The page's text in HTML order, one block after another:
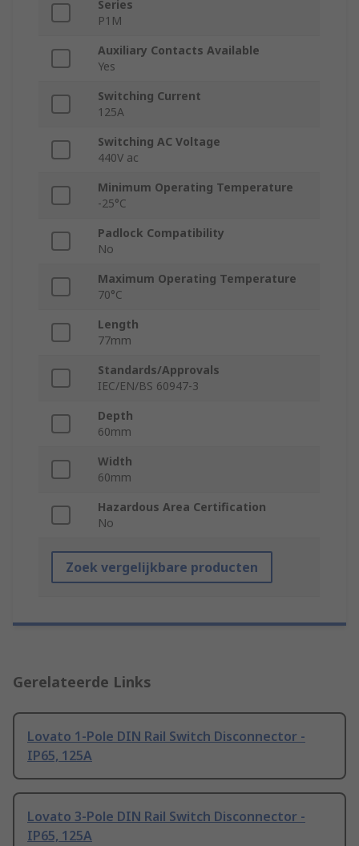
Series
P1M
Auxiliary Contacts Available
Yes
Switching Current
125A
Switching AC Voltage
440V ac
Minimum Operating Temperature
-25°C
Padlock Compatibility
No
Maximum Operating Temperature
70°C
Length
77mm
Standards/Approvals
IEC/EN/BS 60947-3
Depth
60mm
Width
60mm
Hazardous Area Certification
No
Zoek vergelijkbare producten
Gerelateerde Links
Lovato 1-Pole DIN Rail Switch Disconnector -
IP65, 125A
Lovato 3-Pole DIN Rail Switch Disconnector -
IP65, 125A